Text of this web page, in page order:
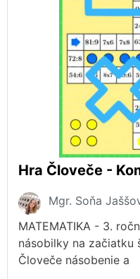
Mgr. Soňa
MATEMATIKA - 3.
násobilky na
Človeče násobenie a